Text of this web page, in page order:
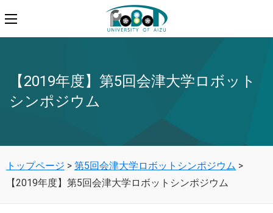
【2019年度】第5回会津大学ロボット
シンポジウム
トップページ > 第5回会津大学ロボットシンポジウム >
【2019年度】第5回会津大学ロボットシンポジウム